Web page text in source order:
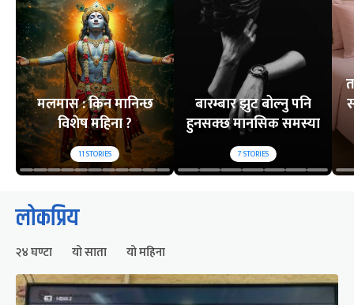
मलमास : किन मानिन्छ
विशेष महिना ?
11STORIES
बारम्बार झुट बोल्नु पनि
हुनसक्छ मानसिक समस्या
7STORIES
लोकप्रिय
२४ घण्टा यो साता यो महिना